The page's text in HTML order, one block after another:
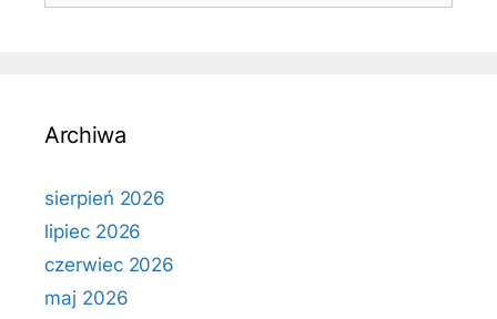
Archiwa
sierpień 2026
lipiec 2026
czerwiec 2026
maj 2026